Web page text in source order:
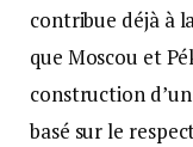
contribue déjà à
que Moscou et
construction
basé sur le